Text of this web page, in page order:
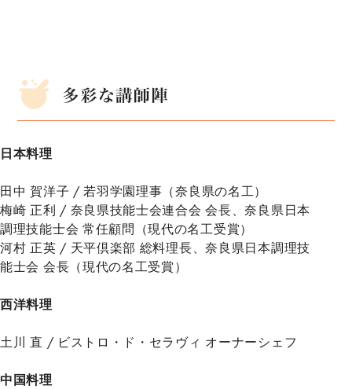
日本料理
田中 賀洋子 / 若羽学園理事（奈良県の名工）
梅崎 正利 / 奈良県技能士会連合会 会長、奈良県日本
調理技能士会 常任顧問（現代の名工受賞）
河村 正英 / 天平倶楽部 総料理長、奈良県日本調理技
能士会 会長（現代の名工受賞）
西洋料理
土川 直 / ビストロ・ド・セラヴィ オーナーシェフ
中国料理